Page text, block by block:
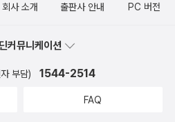
회사 소개 출판사 안내 PC 버전
커뮤니케이션
부담) 1544-2514
FAQ